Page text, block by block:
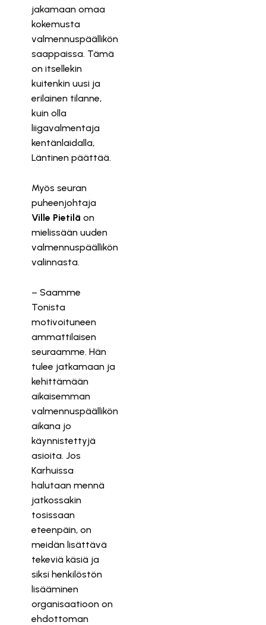
jakamaan omaa
kokemusta
valmennuspäällikön
saappaissa. Tämä
on itsellekin
kuitenkin uusi ja
erilainen tilanne,
kuin olla
liigavalmentaja
kentänlaidalla,
Läntinen päättää.
Myös seuran
puheenjohtaja
Ville Pietilä on
mielissään uuden
valmennuspäällikön
valinnasta.
– Saamme
Tonista
motivoituneen
ammattilaisen
seuraamme. Hän
tulee jatkamaan ja
kehittämään
aikaisemman
valmennuspäällikön
aikana jo
käynnistettyjä
asioita. Jos
Karhuissa
halutaan mennä
jatkossakin
tosissaan
eteenpäin, on
meidän lisättävä
tekeviä käsiä ja
siksi henkilöstön
lisääminen
organisaatioon on
ehdottoman